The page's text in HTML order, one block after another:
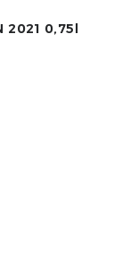
2021 0,75l